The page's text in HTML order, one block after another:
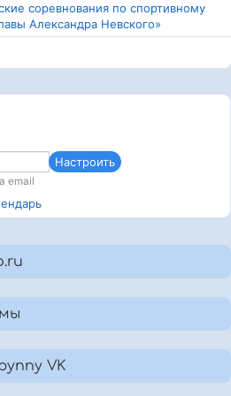
соревнования по спортивному
Александра Невского»
Настроить
email
VK